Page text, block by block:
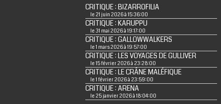
CRITIQUE : BIZARROFILIA
le 21 juin 2026 à 15:36:00
CRITIQUE : KARUPPU
le 31 mai 2026 à 19:17:00
CRITIQUE : GALLOWWALKERS
le 1 mars 2026 à 19:57:00
CRITIQUE : LES VOYAGES DE GULLIVER
le 15 février 2026 à 23:28:00
CRITIQUE : LE CRÂNE MALÉFIQUE
le 1 février 2026 à 23:59:00
CRITIQUE : ARENA
le 25 janvier 2026 à 18:04:00